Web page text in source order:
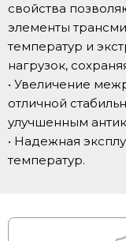
свойства
элементы
температур и
нагрузок,
• Увеличение
отличной
улучшенным
• Надежная
температур.